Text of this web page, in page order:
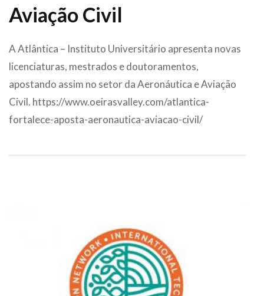
Aviação Civil
A Atlântica – Instituto Universitário apresenta novas
licenciaturas, mestrados e doutoramentos,
apostando assim no setor da Aeronáutica e Aviação
Civil. https://www.oeirasvalley.com/atlantica-
fortalece-aposta-aeronautica-aviacao-civil/